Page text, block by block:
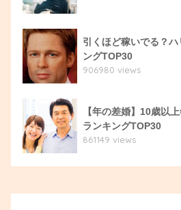
引くほど稼いでる？
ングTOP30
906980 views
【年の差婚】10歳以
ランキングTOP30
861149 views